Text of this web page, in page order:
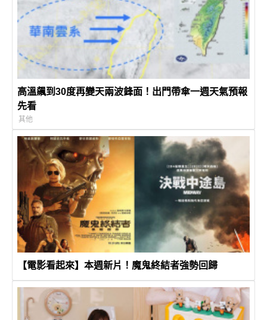
高溫飆到30度再變天兩波鋒面！出門帶傘一週天氣預報
先看
其他
【電影看起來】本週新片！魔鬼終結者強勢回歸